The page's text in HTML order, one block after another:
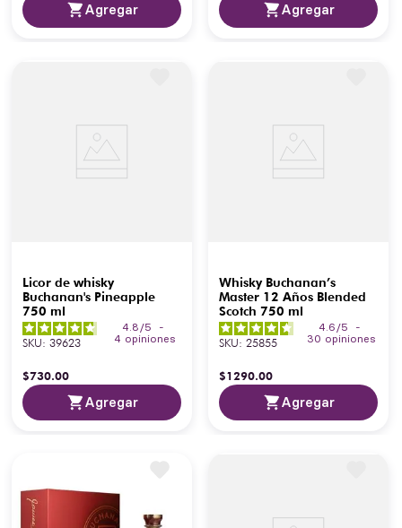
Agregar Agregar
Licor de whisky
Buchanan's Pineapple
750 ml
4.8/5
-
4 opiniones
SKU: 39623
$730.00
Agregar
Whisky Buchanan’s
Master 12 Años Blended
Scotch 750 ml
4.6/5
-
30 opiniones
SKU: 25855
$1290.00
Agregar